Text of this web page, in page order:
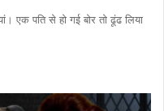
एक पति से हो गई बोर तो ढूंढ लिया